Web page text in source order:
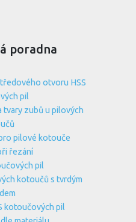
poradna
otvoru HSS
pil
zubů u pilových
pilové kotouče
řezání
pil
kotoučů s tvrdým
kotoučových pil